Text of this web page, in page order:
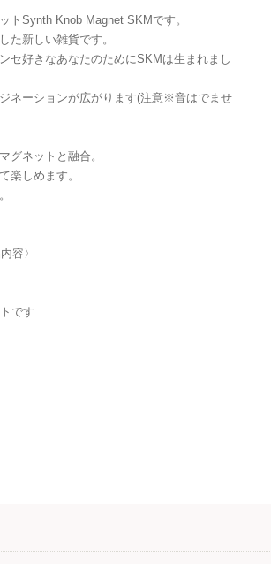
トSynth Knob Magnet SKMです。
た新しい雑貨です。
セ好きなあなたのためにSKMは生まれまし
ネーションが広がります(注意※音はでませ
グネットと融合。
楽しめます。
容〉
です